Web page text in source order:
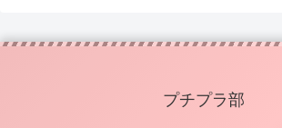
プチプラ部